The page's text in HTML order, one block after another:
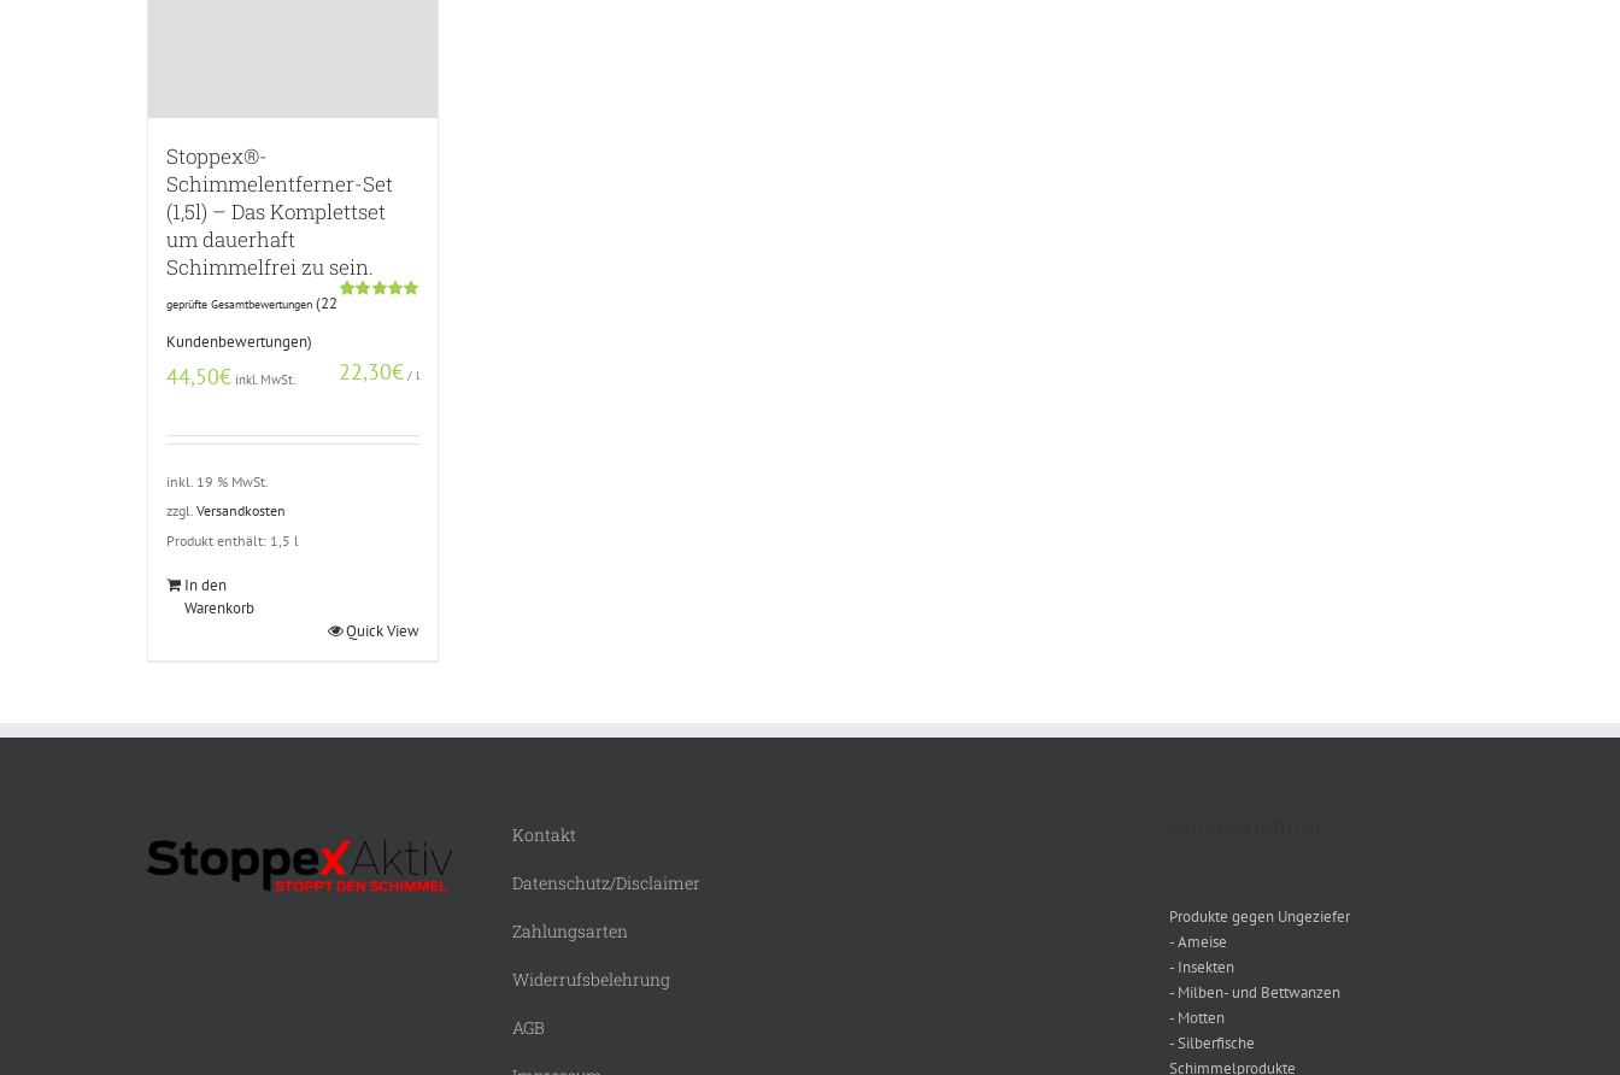
Stoppex®-
Schimmelentferner-Set
(1,5l) – Das Komplettset
um dauerhaft
Schimmelfrei zu sein.
auf
geprüfte Gesamtbewertungen (22
Kundenbewertungen)
44,50€ inkl. MwSt. 22,30€ / l
inkl. 19 % MwSt.
zzgl. Versandkosten
Produkt enthält: 1,5 l
In den
Warenkorb
Quick View
Kontakt
Datenschutz/Disclaimer
Zahlungsarten
Widerrufsbelehrung
AGB
Produkte gegen Ungeziefer
- Ameise
- Insekten
- Milben- und Bettwanzen
- Motten
- Silberfische
Schimmelprodukte